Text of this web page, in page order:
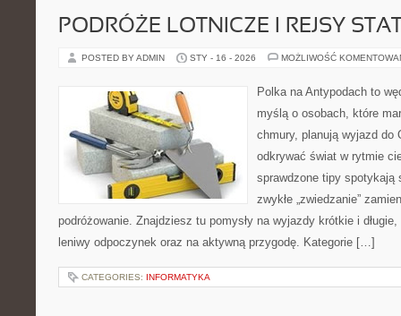
PODRÓŻE LOTNICZE I REJSY
POSTED BY ADMIN STY - 16 - 2026 MOŻLIWOŚĆ
Polka na Antypodach to
myślą o osobach, które
chmury, planują wyjazd do
odkrywać świat w rytmie
sprawdzone tipy spotykają
zwykłe „zwiedzanie”
podróżowanie. Znajdziesz tu pomysły na wyjazdy krótkie i
leniwy odpoczynek oraz na aktywną przygodę. Kategorie […]
CATEGORIES: INFORMATYKA